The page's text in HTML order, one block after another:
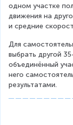
a
c
{
7
0
}
одном участке
движения на
и средние
Для
выбрать другой
объединённый
него
результатами.